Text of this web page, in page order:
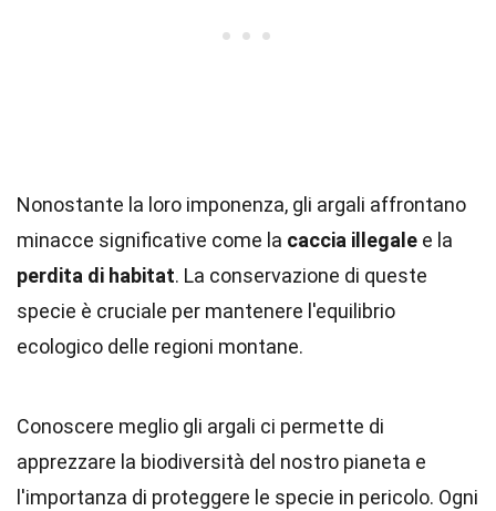
Nonostante la loro imponenza, gli argali affrontano
minacce significative come la caccia illegale e la
perdita di habitat. La conservazione di queste
specie è cruciale per mantenere l'equilibrio
ecologico delle regioni montane.
Conoscere meglio gli argali ci permette di
apprezzare la biodiversità del nostro pianeta e
l'importanza di proteggere le specie in pericolo. Ogni